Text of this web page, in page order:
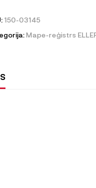
150-03145
Mape-reģistrs